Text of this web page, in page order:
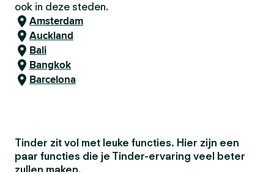
ook in deze steden.
Amsterdam
Auckland
Bali
Bangkok
Barcelona
Tinder zit vol met leuke functies. Hier zijn een
paar functies die je Tinder-ervaring veel beter
zullen maken.